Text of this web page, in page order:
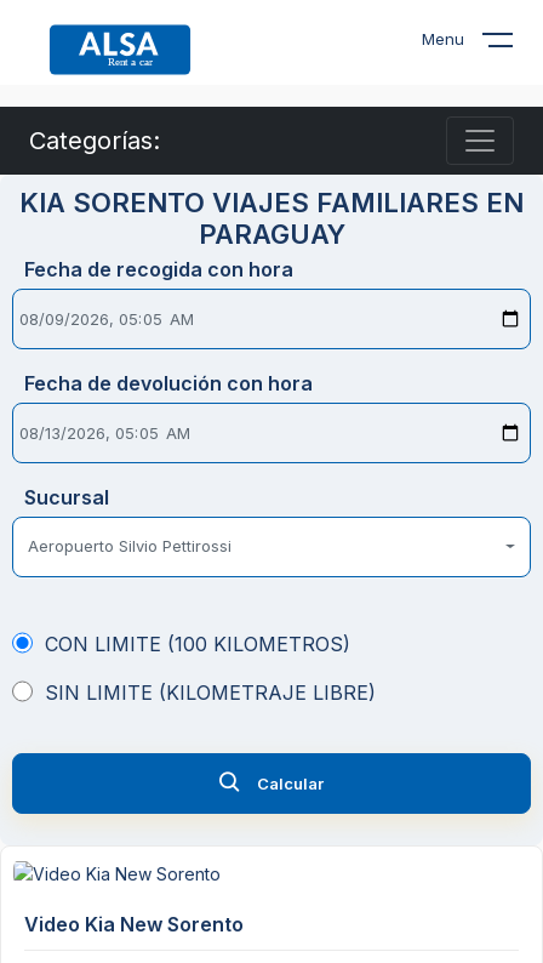
Menu
Categorías:
KIA SORENTO VIAJES FAMILIARES EN
PARAGUAY
Fecha de recogida con hora
Fecha de devolución con hora
Sucursal
Aeropuerto Silvio Pettirossi
CON LIMITE (100 KILOMETROS)
SIN LIMITE (KILOMETRAJE LIBRE)
Calcular
Video Kia New Sorento